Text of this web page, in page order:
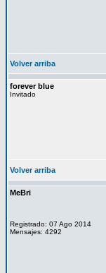
Volver arriba
forever blue
Invitado
Volver arriba
MeBri
Registrado: 07 Ago 2014
Mensajes: 4292